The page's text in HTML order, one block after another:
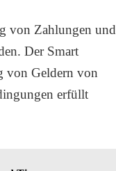
von Zahlungen und
Der Smart
von Geldern von
erfüllt